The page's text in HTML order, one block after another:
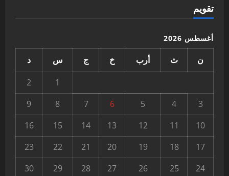
تقويم
أغسطس 2026
ن ث أرب خ ج س
د
1
2
3
4
5
6
7
8
9
10
11
12
13
14
15
16
17
18
19
20
21
22
23
24
25
26
27
28
29
30